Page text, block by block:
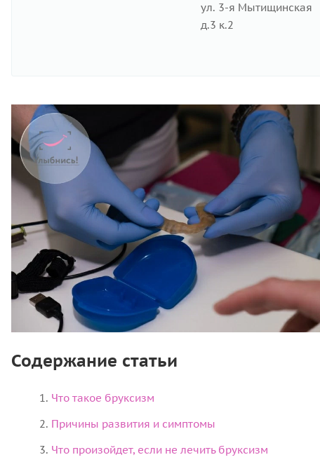
ул. 3-я Мытищинская
д.3 к.2
Содержание статьи
Что такое бруксизм
Причины развития и симптомы
Что произойдет, если не лечить бруксизм